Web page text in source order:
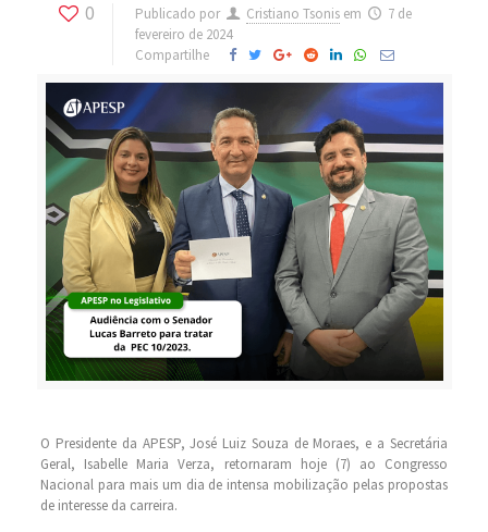
0 Publicado por Cristiano Tsonis em
7 de
fevereiro de 2024
Compartilhe
O Presidente da APESP, José Luiz Souza de Moraes, e a Secretária
Geral, Isabelle Maria Verza, retornaram hoje (7) ao Congresso
Nacional para mais um dia de intensa mobilização pelas propostas
de interesse da carreira.